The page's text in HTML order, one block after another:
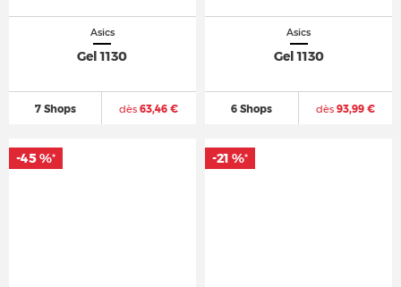
Asics
Gel 1130
7 Shops dès 63,46 €
Asics
Gel 1130
6 Shops dès93,99 €
-45 %* -21 %*